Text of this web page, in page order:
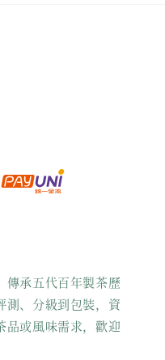
傳承五代百年製茶歷
測、分級到包裝，資
品或風味需求，歡迎